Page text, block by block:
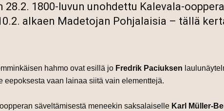
1800-luvun unohdettu Kalevala-
alkaen Madetojan Pohjalaisia – tällä
hahmo ovat esillä jo Fredrik Paciuksen
eepoksesta vaan lainaa siitä vain elementtejä.
säveltämisestä meneekin saksalaiselle Karl Müller-